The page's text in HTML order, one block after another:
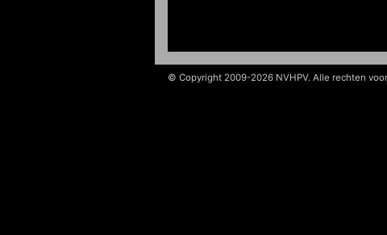
© Copyright 2009-2026 NVHPV. Alle rechten